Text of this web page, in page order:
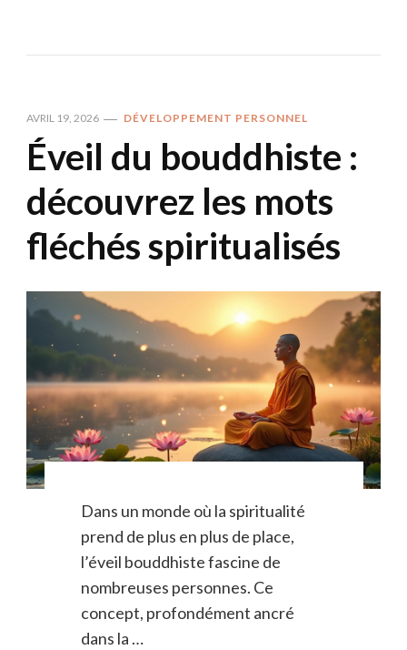
AVRIL 19, 2026 DÉVELOPPEMENT PERSONNEL
Éveil du bouddhiste :
découvrez les mots
fléchés spiritualisés
Dans un monde où la spiritualité
prend de plus en plus de place,
l’éveil bouddhiste fascine de
nombreuses personnes. Ce
concept, profondément ancré
dans la …